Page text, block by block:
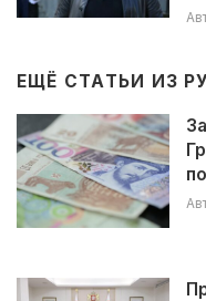
ЕЩЁ СТАТЬИ ИЗ